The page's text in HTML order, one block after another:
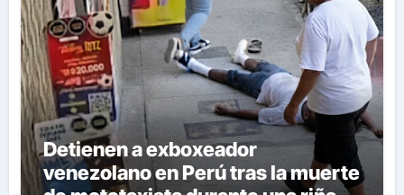
Detienen a exboxeador
venezolano en Perú tras la muerte